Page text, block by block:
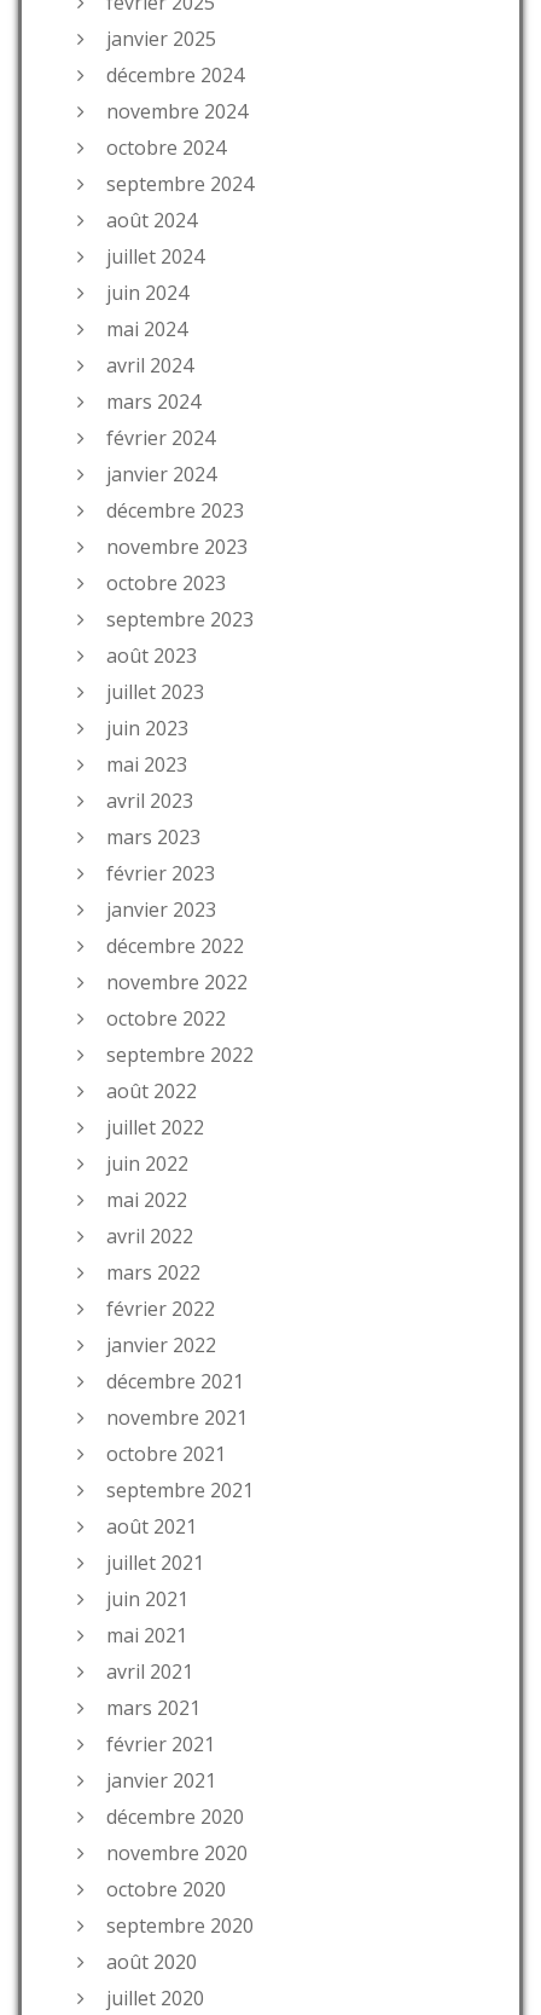
janvier 2025
décembre 2024
novembre 2024
octobre 2024
septembre 2024
août 2024
juillet 2024
juin 2024
mai 2024
avril 2024
mars 2024
février 2024
janvier 2024
décembre 2023
novembre 2023
octobre 2023
septembre 2023
août 2023
juillet 2023
juin 2023
mai 2023
avril 2023
mars 2023
février 2023
janvier 2023
décembre 2022
novembre 2022
octobre 2022
septembre 2022
août 2022
juillet 2022
juin 2022
mai 2022
avril 2022
mars 2022
février 2022
janvier 2022
décembre 2021
novembre 2021
octobre 2021
septembre 2021
août 2021
juillet 2021
juin 2021
mai 2021
avril 2021
mars 2021
février 2021
janvier 2021
décembre 2020
novembre 2020
octobre 2020
septembre 2020
août 2020
juillet 2020